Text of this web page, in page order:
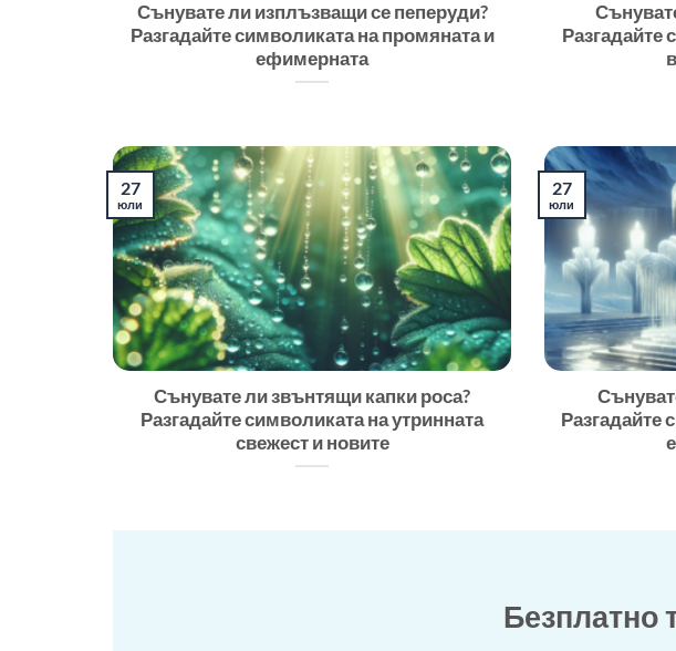
Сънувате ли изплъзващи се пеперуди?
Разгадайте символиката на промяната и
ефимерната
Разгадайте
Сънувате ли звънтящи капки роса?
Разгадайте символиката на утринната
свежест и новите
27
юли
Разгадайте
27
юли
Безплатно